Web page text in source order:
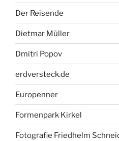
Der Reisende
Dietmar Müller
Dmitri Popov
erdversteck.de
Europenner
Formenpark Kirkel
Fotografie Friedhelm